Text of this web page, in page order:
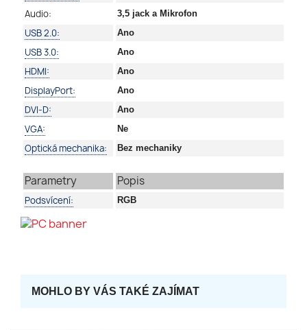
Audio: 3,5 jack a Mikrofon
USB 2.0: Ano
USB 3.0: Ano
HDMI: Ano
DisplayPort: Ano
DVI-D: Ano
VGA: Ne
Optická mechanika: Bez mechaniky
Parametry Popis
Podsvícení: RGB
MOHLO BY VÁS TAKÉ ZAJÍMAT